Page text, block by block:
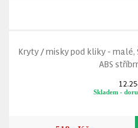
Kryty / misky pod kliky - malé,
ABS
Skladem -